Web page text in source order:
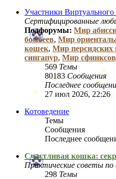
Участники
Сертифицированные
Подфорумы: Мир
бомбеев, Мир
кошек, Мир персидских
сингапур, Мир сфинксов
569Темы
80183 Сообщения
Последнее
27 июл 2026, 22:26
Котоведение
Темы
Сообщения
Последнее
Счастливая кошка:
Практические советы по
298 Темы